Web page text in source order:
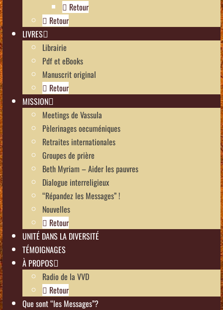
Retour
Retour
LIVRES
Librairie
Pdf et eBooks
Manuscrit original
Retour
MISSION
Meetings de Vassula
Pèlerinages oecuméniques
Retraites internationales
Groupes de prière
Beth Myriam – Aider les pauvres
Dialogue interreligieux
“Répandez les Messages” !
Nouvelles
Retour
UNITÉ DANS LA DIVERSITÉ
TÉMOIGNAGES
À PROPOS
Radio de la VVD
Retour
Que sont “les Messages”?